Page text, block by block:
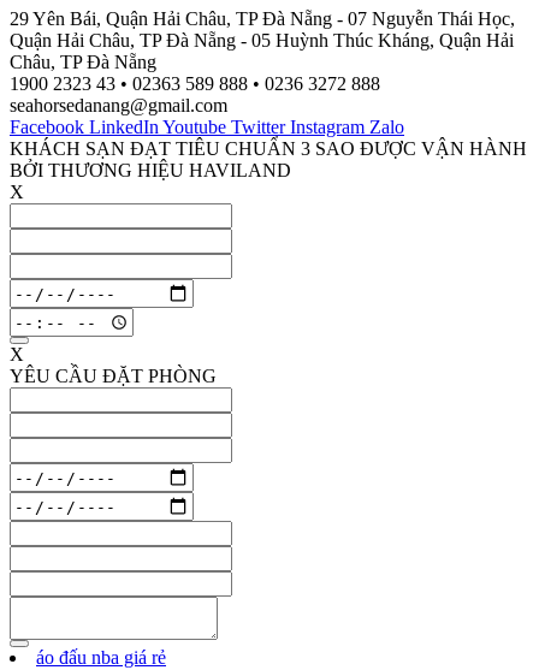
Địa chỉ: 29 Yên Bái, Quận Hải Châu, TP Đà Nẵng - 07 Nguyễn
Thái Học, Quận Hải Châu, TP Đà Nẵng - 05 Huỳnh Thúc Kháng,
Quận Hải Châu, TP Đà Nẵng
Điện thoại: 1900 2323 43 • 02363 589 888 • 0236 3272 888
Email: seahorsedanang@gmail.com
Facebook
LinkedIn Youtube Twitter Instagram
KHÁCH SẠN ĐẠT TIÊU CHUẨN 3 SAO ĐƯỢC VẬN HÀNH
BỞI THƯƠNG HIỆU HAVILAND
ĐĂNG KÝ THĂM QUAN VĂN PHÒNG
Họ và tên
Số điện thoại
Địa chỉ email
Ngày nhận phòng
Thời gian
Gửi thông tin
X
YÊU CẦU ĐẶT PHÒNG
Họ và tên
Số điện thoại
Địa chỉ email
Người lớn